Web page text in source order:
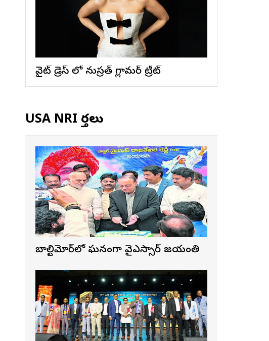
వైట్ డ్రెస్ లో నుస్ర‌త్ గ్లామ‌ర్ ట్రీట్
USA NRI వార్తలు
బాల్టిమోర్‌లో ఘనంగా వైఎస్సార్‌ జయంతి